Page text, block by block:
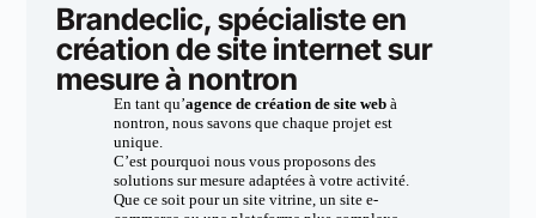
Brandeclic, spécialiste en
création de site internet sur
mesure à nontron
En tant qu’agence de création de site webà
nontron, nous savons que chaque projet est
unique.
C’est pourquoi nous vous proposons des
solutions sur mesure adaptées à votre activité.
Que ce soit pour un site vitrine, un site e-